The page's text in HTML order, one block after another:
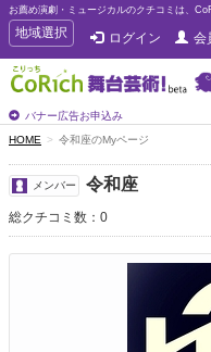
お薦め演劇・ミュージカルのクチコミは、
T
o
g
g
e
n
a
v
i
g
a
t
地域選択 ログイン 会
バナー広告お申込み
HOME 令和座のMyページ
メンバー 令和座
総クチコミ数：0